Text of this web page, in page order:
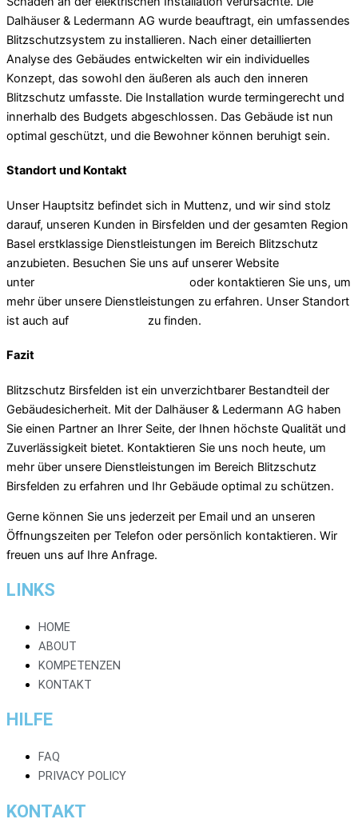
Dalhäuser & Ledermann AG wurde beauftragt, ein umfassendes
Blitzschutzsystem zu installieren. Nach einer detaillierten
Analyse des Gebäudes entwickelten wir ein individuelles
Konzept, das sowohl den äußeren als auch den inneren
Blitzschutz umfasste. Die Installation wurde termingerecht und
innerhalb des Budgets abgeschlossen. Das Gebäude ist nun
optimal geschützt, und die Bewohner können beruhigt sein.
Standort und Kontakt
Unser Hauptsitz befindet sich in Muttenz, und wir sind stolz
darauf, unseren Kunden in Birsfelden und der gesamten Region
Basel erstklassige Dienstleistungen im Bereich Blitzschutz
anzubieten. Besuchen Sie uns auf unserer Website
unter
oder kontaktieren Sie uns, um
mehr über unsere Dienstleistungen zu erfahren. Unser Standort
ist auch auf
zu finden.
Fazit
Blitzschutz Birsfelden ist ein unverzichtbarer Bestandteil der
Gebäudesicherheit. Mit der Dalhäuser & Ledermann AG haben
Sie einen Partner an Ihrer Seite, der Ihnen höchste Qualität und
Zuverlässigkeit bietet. Kontaktieren Sie uns noch heute, um
mehr über unsere Dienstleistungen im Bereich Blitzschutz
Birsfelden zu erfahren und Ihr Gebäude optimal zu schützen.
Gerne können Sie uns jederzeit per Email und an unseren
Öffnungszeiten per Telefon oder persönlich kontaktieren. Wir
freuen uns auf Ihre Anfrage.
LINKS
HOME
ABOUT
KOMPETENZEN
KONTAKT
HILFE
FAQ
PRIVACY POLICY
KONTAKT